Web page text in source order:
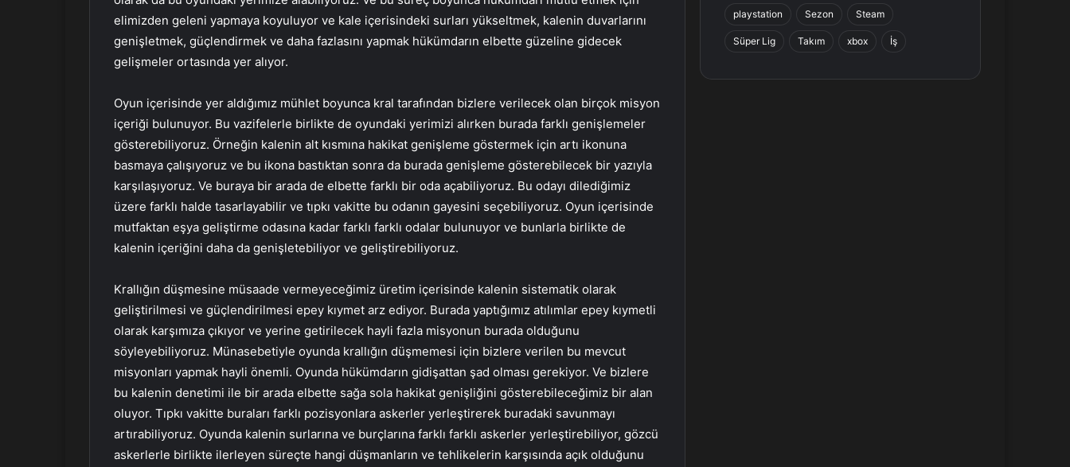
elimizden geleni yapmaya koyuluyor ve kale içerisindeki surları yükseltmek, kalenin duvarlarını
genişletmek, güçlendirmek ve daha fazlasını yapmak hükümdarın elbette güzeline gidecek
gelişmeler ortasında yer alıyor.
Oyun içerisinde yer aldığımız mühlet boyunca kral tarafından bizlere verilecek olan birçok misyon
içeriği bulunuyor. Bu vazifelerle birlikte de oyundaki yerimizi alırken burada farklı genişlemeler
gösterebiliyoruz. Örneğin kalenin alt kısmına hakikat genişleme göstermek için artı ikonuna
basmaya çalışıyoruz ve bu ikona bastıktan sonra da burada genişleme gösterebilecek bir yazıyla
karşılaşıyoruz. Ve buraya bir arada de elbette farklı bir oda açabiliyoruz. Bu odayı dilediğimiz
üzere farklı halde tasarlayabilir ve tıpkı vakitte bu odanın gayesini seçebiliyoruz. Oyun içerisinde
mutfaktan eşya geliştirme odasına kadar farklı farklı odalar bulunuyor ve bunlarla birlikte de
kalenin içeriğini daha da genişletebiliyor ve geliştirebiliyoruz.
Krallığın düşmesine müsaade vermeyeceğimiz üretim içerisinde kalenin sistematik olarak
geliştirilmesi ve güçlendirilmesi epey kıymet arz ediyor. Burada yaptığımız atılımlar epey kıymetli
olarak karşımıza çıkıyor ve yerine getirilecek hayli fazla misyonun burada olduğunu
söyleyebiliyoruz. Münasebetiyle oyunda krallığın düşmemesi için bizlere verilen bu mevcut
misyonları yapmak hayli önemli. Oyunda hükümdarın gidişattan şad olması gerekiyor. Ve bizlere
bu kalenin denetimi ile bir arada elbette sağa sola hakikat genişliğini gösterebileceğimiz bir alan
oluyor. Tıpkı vakitte buraları farklı pozisyonlara askerler yerleştirerek buradaki savunmayı
artırabiliyoruz. Oyunda kalenin surlarına ve burçlarına farklı farklı askerler yerleştirebiliyor, gözcü
askerlerle birlikte ilerleyen süreçte hangi düşmanların ve tehlikelerin karşısında açık olduğunu
k
n
a
m
playstation Sezon Steam
Süper Lig Takım xbox İş